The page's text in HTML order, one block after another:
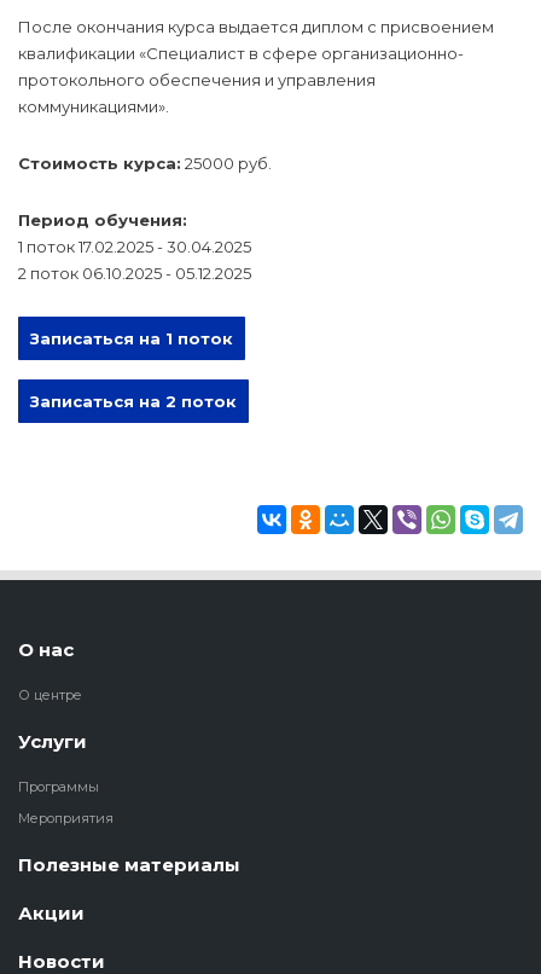
После окончания курса выдается диплом с присвоением
квалификации «Специалист в сфере организационно-
протокольного обеспечения и управления
коммуникациями».
Стоимость курса: 25000 руб.
Период обучения:
1 поток 17.02.2025 - 30.04.2025
2 поток 06.10.2025 - 05.12.2025
Записаться на 1 поток
Записаться на 2 поток
О нас
О центре
Услуги
Программы
Мероприятия
Полезные материалы
Акции
Новости